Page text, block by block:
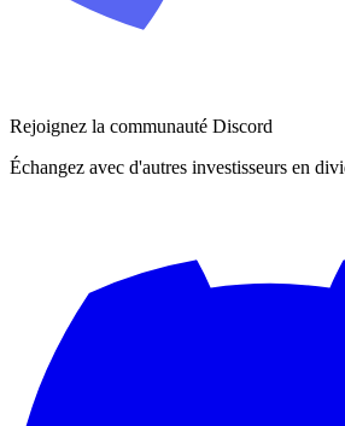
Rejoignez la communauté Discord
Échangez avec d'autres investisseurs en